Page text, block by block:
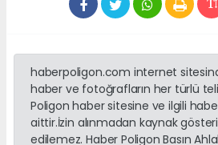
haberpoligon.com internet
haber ve fotoğrafların her türlü
Poligon haber sitesine ve ilgili
aittir.İzin alınmadan kaynak
edilemez. Haber Poligon Basın